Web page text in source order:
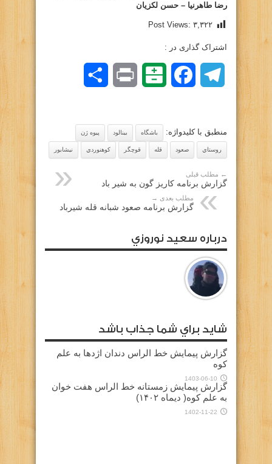
رضا طاهرنیا – حسن لکزیان
Post Views: ۳,۳۲۲
اشتراک گذاری در :
Telegram
Facebook
Balatarin
Print
منطبق با کلیدواژه: باشگاه بينالود پيوه ژن
روستاي صعود قله قوچگر كوهنوردي نيشابور
← مطلب قبلی
گزارش برنامه کاریز گون به شیر باد
مطلب بعدی →
گزارش برنامه صعود شبانه قله شیرباد
درباره سعيد نوروزي
شايد براي شما جذاب باشد
گزارش پیمایش خط الراس دندان اژدها به علم
کوه
1403-06-10
گزارش پیمایش زمستانه خط الراس هفت خوان
به علم کوه( دیماه ۱۴۰۲)
1402-11-22